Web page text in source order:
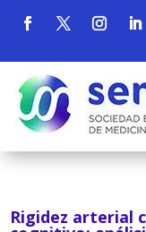
Rigidez arterial